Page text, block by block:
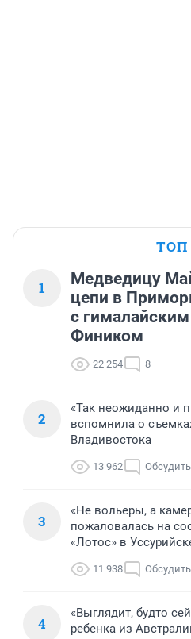
ТОП
1
Медведицу
цепи в
с
Фиником
22 254 8
2
«Так неожиданно и
вспомнила о
Владивостока
13 962 Обсудить
3
«Не вольеры, а
пожаловалась на
«Лотос» в
11 938 Обсудить
4
«Выглядит, будто
ребенка из